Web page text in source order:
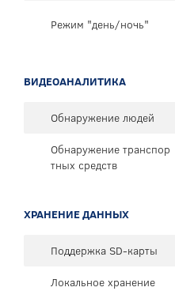
Режим "день/ночь"
ВИДЕОАНАЛИТИКА
Обнаружение людей
Обнаружение транспор
тных средств
ХРАНЕНИЕ ДАННЫХ
Поддержка SD-карты
Локальное хранение